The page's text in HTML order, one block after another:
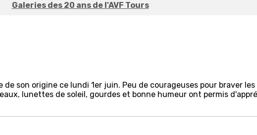
Galeries des 20 ans de l'AVF Tours
de son origine ce lundi 1er juin. Peu de courageuses pour braver
lunettes de soleil, gourdes et bonne humeur ont permis